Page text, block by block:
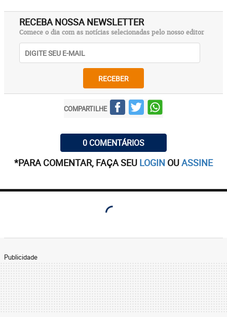
RECEBA NOSSA NEWSLETTER
Comece o dia com as notícias selecionadas pelo nosso editor
RECEBER
COMPARTILHE
0 COMENTÁRIOS
*PARA COMENTAR, FAÇA SEU LOGIN OUASSINE
Publicidade